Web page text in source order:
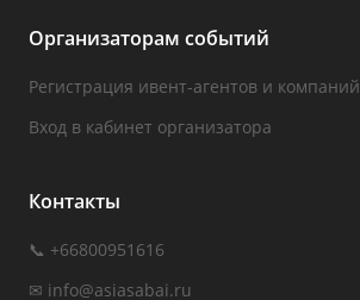
Организаторам событий
Регистрация ивент-агентов и компаний
Вход в кабинет организатора
Контакты
📞 +66800951616
✉ info@asiasabai.ru